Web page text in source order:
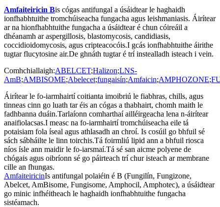
Amfaiteiricin Bis cógas antifungal a úsáidtear le haghaidh
ionfhabhtuithe tromchúiseacha fungacha agus leishmaniasis. Áirítear
ar na hionfhabhtuithe fungacha a úsáidtear é chun cóireáil a
dhéanamh ar aspergillosis, blastomycosis, candidiasis,
coccidioidomycosis, agus cripteacocóis.I gcás ionfhabhtuithe áirithe
tugtar flucytosine air.De ghnáth tugtar é trí instealladh isteach i vein.
Comhchiallaigh:ABELCET;Halizon;LNS-
AmB;AMBISOME;Abelecet;fungaisín;Amfaicin;AMPHOZONE;
Áirítear le fo-iarmhairtí coitianta imoibriú le fiabhras, chills, agus
tinneas cinn go luath tar éis an cógas a thabhairt, chomh maith le
fadhbanna duáin.Tarlaíonn comharthaí ailléirgeacha lena n-áirítear
anaifiolacsas.I measc na fo-iarmhairtí tromchúiseacha eile tá
potaisiam fola íseal agus athlasadh an chroí. Is cosúil go bhfuil sé
sách sábháilte le linn toirchis.Tá foirmliú lipid ann a bhfuil riosca
níos ísle ann maidir le fo-iarsmaí.Tá sé san aicme polyene de
chógais agus oibríonn sé go páirteach trí chur isteach ar membrane
cille an fhungas.
AmfaiteiricinIs antifungal polaiéin é B (Fungilín, Fungizone,
Abelcet, AmBisome, Fungisome, Amphocil, Amphotec), a úsáidtear
go minic infhéitheach le haghaidh ionfhabhtuithe fungacha
sistéamach.